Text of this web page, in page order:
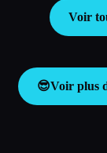
Voir
😎Voir plus